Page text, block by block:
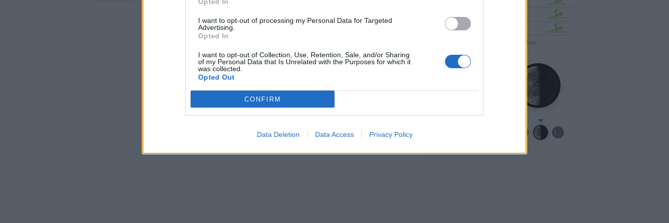
I want to opt-out of processing my Personal Data for Targeted
Advertising.
Opted In
I want to opt-out of Collection, Use, Retention, Sale, and/or Sharing
of my Personal Data that Is Unrelated with the Purposes for which it
was collected.
Opted Out
CONFIRM
Data Deletion Data Access Privacy Policy
για να δείτε τον χάρτη των παραλιών
Σελήνη: 22 ημερών
Παρασκευή, 28 Αυγούστου